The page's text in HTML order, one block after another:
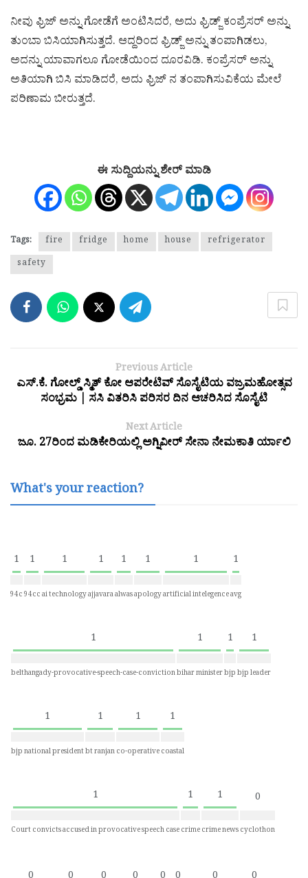
ನೀವು ಫ್ರಿಜ್ ಅನ್ನು ಗೋಡೆಗೆ ಅಂಟಿಸಿದರೆ, ಅದು ಫ್ರಿಡ್ಜ್ ಕಂಪ್ರೆಸರ್ ಅನ್ನು
ತುಂಬಾ ಬಿಸಿಯಾಗಿಸುತ್ತದೆ. ಆದ್ದರಿಂದ ಫ್ರಿಡ್ಜ್ ಅನ್ನು ತಂಪಾಗಿಡಲು,
ಅದನ್ನು ಯಾವಾಗಲೂ ಗೋಡೆಯಿಂದ ದೂರವಿಡಿ. ಕಂಪ್ರೆಸರ್ ಅನ್ನು
ಅತಿಯಾಗಿ ಬಿಸಿ ಮಾಡಿದರೆ, ಅದು ಫ್ರಿಜ್ ನ ತಂಪಾಗಿಸುವಿಕೆಯ ಮೇಲೆ
ಪರಿಣಾಮ ಬೀರುತ್ತದೆ.
ಈ ಸುದ್ದಿಯನ್ನು ಶೇರ್ ಮಾಡಿ
Tags: fire fridge home house
refrigerator
safety
Previous Article
ಎಸ್.ಕೆ. ಗೋಲ್ಡ್ ಸ್ಮಿತ್ ಕೋ ಆಪರೇಟಿವ್ ಸೊಸೈಟಿಯ ವಜ್ರಮಹೋತ್ಸವ
ಸಂಭ್ರಮ | ಸಸಿ ವಿತರಿಸಿ ಪರಿಸರ ದಿನ ಆಚರಿಸಿದ ಸೊಸೈಟಿ
Next Article
ಜೂ. 27ರಿಂದ ಮಡಿಕೇರಿಯಲ್ಲಿ ಅಗ್ನಿವೀರ್ ಸೇನಾ ನೇಮಕಾತಿ ರ್ಯಾಲಿ
What's your reaction?
1
94c
1
94cc
1
ai technology
1
ajjavara
1
alwas
1
apology
1
artificial intelegence
1
avg
1
belthangady-provocative-speech-case-conviction
1
bihar minister
1
bjp
1
bjp leader
1
bjp national president
1
bt ranjan
1
co-operative
1
coastal
1
Court convicts accused in provocative speech case
1
crime
1
crime news
0
cyclothon